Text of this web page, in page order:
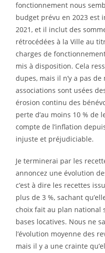
fonctionnement nous
budget prévu en 2023 est
2021, et il inclut des
rétrocédées à la Ville au
charges de
mis à disposition. Cela
dupes, mais il n’y a pas
associations sont usées
érosion continu des
perte d’au moins 10 % de
compte de l’inflation
injuste et préjudiciable.
Je terminerai par les
annoncez une évolution
c’est à dire les recettes
plus de 3 %, sachant
choix fait au plan national
bases locatives. Nous ne
l’évolution moyenne des
mais il y a une crainte